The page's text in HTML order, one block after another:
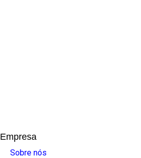
Empresa
Sobre nós